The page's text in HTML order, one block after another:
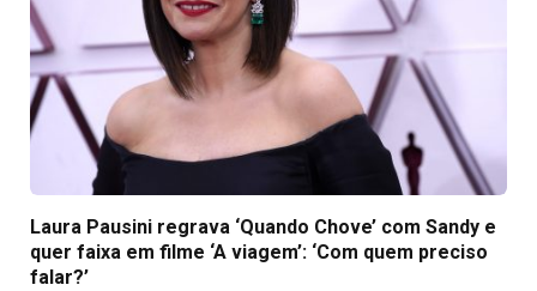
Laura Pausini regrava ‘Quando Chove’ com Sandy e
quer faixa em filme ‘A viagem’: ‘Com quem preciso
falar?’